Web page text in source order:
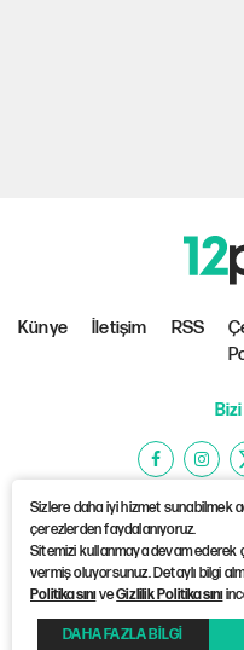
Sizlere daha iyi hizmet sunabilmek
çerezlerden faydalanıyoruz.
Sitemizi kullanmaya devam ederek
vermiş oluyorsunuz. Detaylı bilgi
PolitikasınıveGizlilik Politikasını
DAHA FAZLA BİLGİ
Künye İletişim RSS